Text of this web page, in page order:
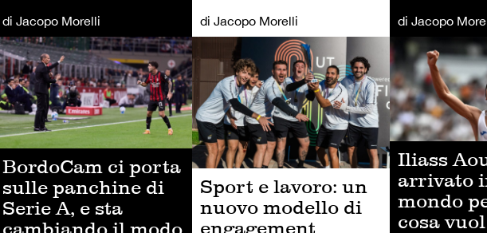
di Jacopo Morelli
di Jacopo Morelli
di Jacopo
ALTRI SPORT CALCIO
BordoCam ci porta
sulle panchine di
Serie A, e sta
LIFESTYLE
Sport e lavoro: un
nuovo modello di
engagement
Iliass
arrivato
mondo
cosa